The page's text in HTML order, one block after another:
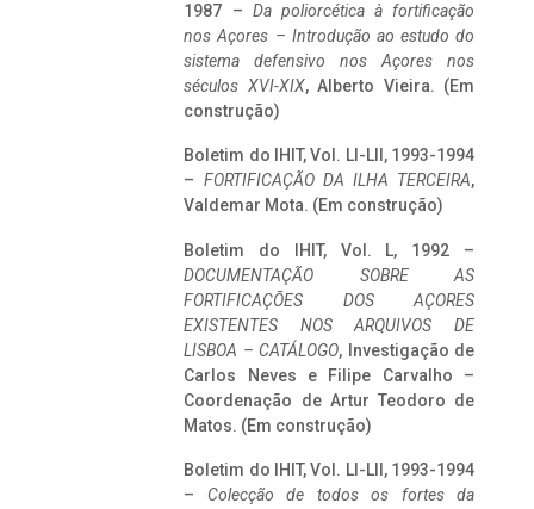
1987 – Da poliorcética à fortificação
nos Açores – Introdução ao estudo do
sistema defensivo nos Açores nos
séculos XVI-XIX, Alberto Vieira. (Em
construção)
Boletim do IHIT, Vol. LI-LII, 1993-1994
– FORTIFICAÇÃO DA ILHA TERCEIRA,
Valdemar Mota. (Em construção)
Boletim do IHIT, Vol. L, 1992 –
DOCUMENTAÇÃO SOBRE AS
FORTIFICAÇÕES DOS AÇORES
EXISTENTES NOS ARQUIVOS DE
LISBOA – CATÁLOGO, Investigação de
Carlos Neves e Filipe Carvalho –
Coordenação de Artur Teodoro de
Matos. (Em construção)
Boletim do IHIT, Vol. LI-LII, 1993-1994
– Colecção de todos os fortes da